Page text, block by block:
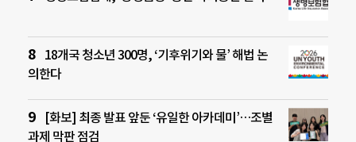
18개국 청소년 300명, ‘기후위기와 물’ 해법 논
의한다
[화보] 최종 발표 앞둔 ‘유일한 아카데미’…조별
과제 막판 점검